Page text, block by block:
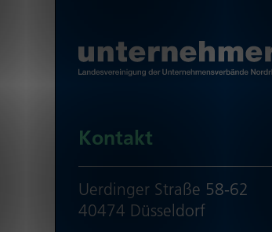
Kontakt
Uerdinger Straße 58-62
40474 Düsseldorf